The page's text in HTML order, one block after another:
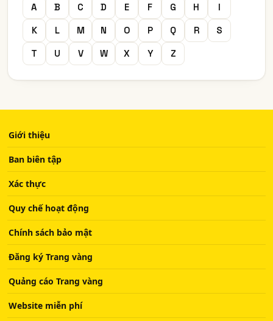
A B C D E F G H
I
K
L M N O P Q R
S
T
U V W X Y Z
Giới thiệu
Ban biên tập
Xác thực
Quy chế hoạt động
Chính sách bảo mật
Đăng ký Trang vàng
Quảng cáo Trang vàng
Website miễn phí